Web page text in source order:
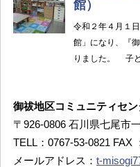
御祓地区コミュニティセ
〒926-0806 石川県七尾市
TELL：0767-53-0821 FAX
メールアドレス： t-